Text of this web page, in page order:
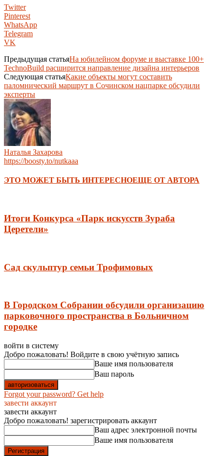
Twitter
Pinterest
WhatsApp
Telegram
VK
Предыдущая статьяНа юбилейном форуме и выставке 100+
TechnoBuild расширится направление дизайна интерьеров
Следующая статьяКакие объекты могут составить
паломнический маршрут в Сочинском нацпарке обсудили
эксперты
Наталья Захарова
https://boosty.to/nutkaaa
ЭТО МОЖЕТ БЫТЬ ИНТЕРЕСНОЕЩЕ ОТ АВТОРА
Итоги Конкурса «Парк искусств Зураба
Церетели»
Сад скульптур семьи Трофимовых
В Городском Собрании обсудили организацию
парковочного пространства в Больничном
городке
войти в систему
Добро пожаловать! Войдите в свою учётную запись
Ваше имя пользователя
Ваш пароль
Forgot your password? Get help
завести аккаунт
завести аккаунт
Добро пожаловать! зарегистрировать аккаунт
Ваш адрес электронной почты
Ваше имя пользователя